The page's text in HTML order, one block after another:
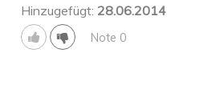
Hinzugefügt: 28.06.2014
Note 0